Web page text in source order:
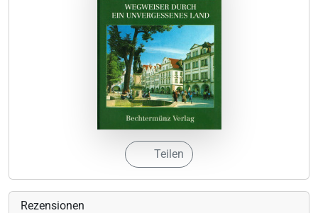
Teilen
Rezensionen